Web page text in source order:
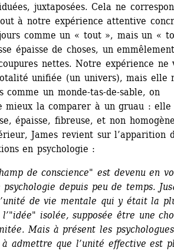
juxtaposées. Cela ne
à notre expérience attentive
comme un « tout », mais un «
épaisse de choses, un
nettes. Notre expérience ne
unifiée (un univers), mais elle
comme un monde-tas-de-sable, on
mieux la comparer à un gruau : elle
épaisse, fibreuse, et non
James revient sur l’apparition
en psychologie :
de conscience" est devenu en
depuis peu de temps.
de vie mentale qui y était la
isolée, supposée être une
Mais à présent les psychologues
à admettre que l’unité effective est